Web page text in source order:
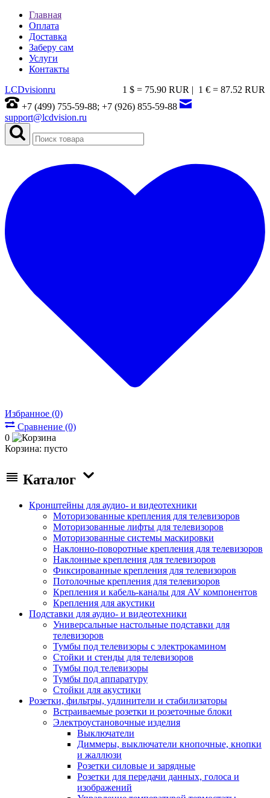
Главная
Оплата
Доставка
Заберу сам
Услуги
Контакты
1 € = 87.52 RUR
1 $ = 75.90 RUR |
LCDvisionru
+7 (499) 755-59-88; +7 (926) 855-59-88
support@lcdvision.ru
Избранное (0)
Сравнение (0)
0
Корзина: пусто
Каталог
Кронштейны для аудио- и видеотехники
Моторизованные крепления для телевизоров
Моторизованные лифты для телевизоров
Моторизованные системы маскировки
Наклонно-поворотные крепления для телевизоров
Наклонные крепления для телевизоров
Фиксированные крепления для телевизоров
Потолочные крепления для телевизоров
Крепления и кабель-каналы для AV компонентов
Крепления для акустики
Подставки для аудио- и видеотехники
Универсальные настольные подставки для
телевизоров
Тумбы под телевизоры с электрокамином
Стойки и стенды для телевизоров
Тумбы под телевизоры
Тумбы под аппаратуру
Стойки для акустики
Розетки, фильтры, удлинители и стабилизаторы
Встраиваемые розетки и розеточные блоки
Электроустановочные изделия
Выключатели
Диммеры, выключатели кнопочные, кнопки
и жаллюзи
Розетки силовые и зарядные
Розетки для передачи данных, голоса и
изображений